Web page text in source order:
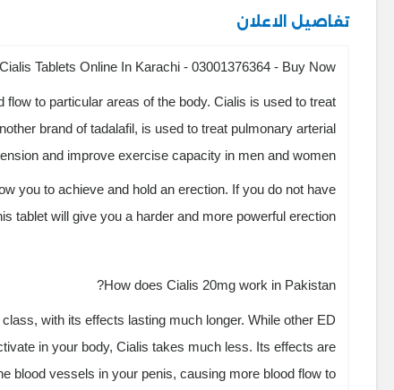
تفاصيل الاعلان
Cialis Tablets Online In Karachi - 03001376364 - Buy Now
to particular areas of the body. Cialis is used to treat
brand of tadalafil, is used to treat pulmonary arterial
and improve exercise capacity in men and women.
you to achieve and hold an erection. If you do not have
tablet will give you a harder and more powerful erection.
How does Cialis 20mg work in Pakistan?
with its effects lasting much longer. While other ED
in your body, Cialis takes much less. Its effects are
blood vessels in your penis, causing more blood flow to